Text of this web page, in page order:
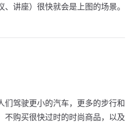
、讲座）很快就会是上图的场景。
们驾驶更小的汽车，更多的步行和
不购买很快过时的时尚商品，以及